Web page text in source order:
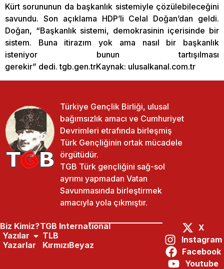
Kürt sorununun da başkanlık sistemiyle çözülebileceğini
savundu. Son açıklama HDP’li Celal Doğan’dan geldi.
Doğan, “Başkanlık sistemi, demokrasinin içerisinde bir
sistem. Buna itirazım yok ama nasıl bir başkanlık
isteniyor bunun tartışılması
gerekir” dedi. tgb.gen.trKaynak: ulusalkanal.com.tr
Paylaş:
Türkiye Gençlik Birliği, ulusal
bağımsızlık amacı ve Cumhuriyet
Devrimleri etrafında birleşmiş
Türk Gençliğinin ortak mücadele
örgütüdür.
TGB Türk gençliğini sağ-sol
ayrımı yapmadan Vatan
Savunmasında birleştirmek
amacıyla yola çıkmıştır.
Biz Kimiz?
Yazılar
Yazarlar
TGB International
TLB
KırmızıBeyaz
X
Instagram
Facebook
Youtube